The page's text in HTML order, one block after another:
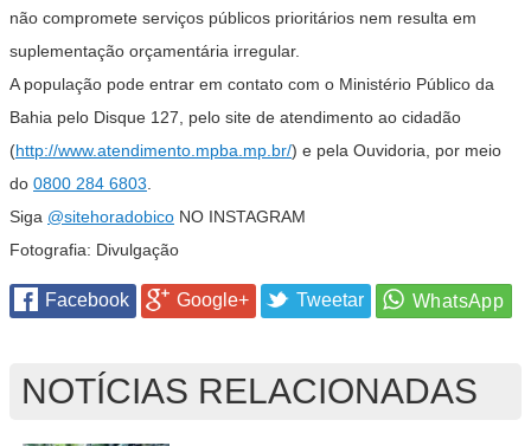
não compromete serviços públicos prioritários nem resulta em
suplementação orçamentária irregular.
A população pode entrar em contato com o Ministério Público da
Bahia pelo Disque 127, pelo site de atendimento ao cidadão
(http://www.atendimento.mpba.mp.br/) e pela Ouvidoria, por meio
do 0800 284 6803
Siga @sitehoradobico NO INSTAGRAM
Fotografia: Divulgação
Facebook Google+ Tweetar
NOTÍCIAS RELACIONADAS